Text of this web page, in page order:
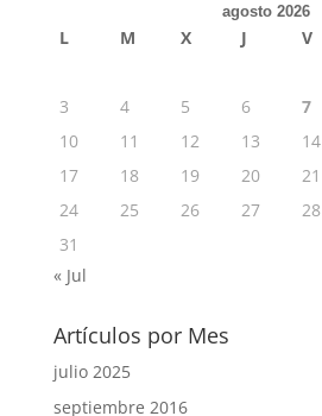
agosto 2026
L M X J V
3
4 5 6 7
10
11 12 13 14
17
18 19 20 21
24
25 26 27 28
31
« Jul
Artículos por Mes
julio 2025
septiembre 2016